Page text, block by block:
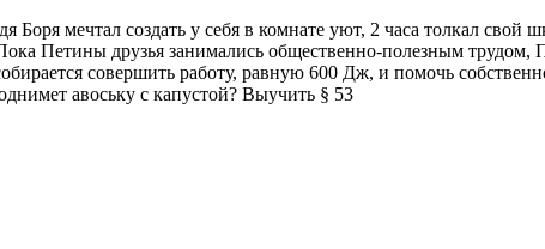
Боря мечтал создать у себя в комнате уют, 2 часа толкал
Петины друзья занимались общественно-полезным трудом,
совершить работу, равную 600 Дж, и помочь
авоську с капустой? Выучить § 53